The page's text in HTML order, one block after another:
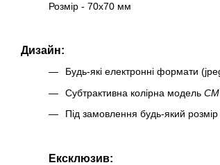
Розмір - 70х70 мм
Дизайн:
Будь-які електронні формати
Cубтрактивна колірна модель
Під замовлення будь-який
Ексклюзив: